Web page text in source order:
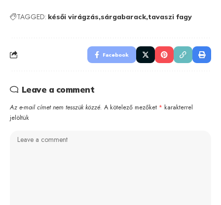
TAGGED: késői virágzás sárgabarack tavaszi fagy
Facebook
Leave a comment
Az e-mail címet nem tesszük közzé. A kötelező mezőket * karakterrel
jelöltük